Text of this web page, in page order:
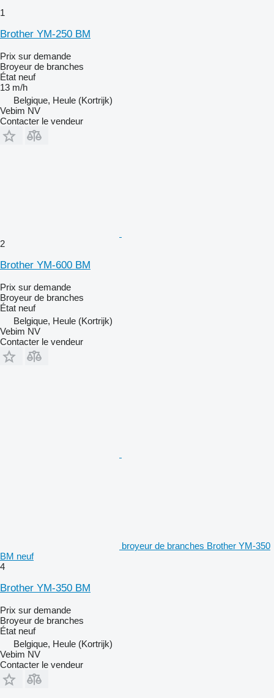
1
Brother YM-250 BM
Prix sur demande
Broyeur de branches
État neuf
13 m/h
Belgique, Heule (Kortrijk)
Vebim NV
Contacter le vendeur
2
Brother YM-600 BM
Prix sur demande
Broyeur de branches
État neuf
Belgique, Heule (Kortrijk)
Vebim NV
Contacter le vendeur
broyeur de branches Brother YM-350
BM neuf
4
Brother YM-350 BM
Prix sur demande
Broyeur de branches
État neuf
Belgique, Heule (Kortrijk)
Vebim NV
Contacter le vendeur